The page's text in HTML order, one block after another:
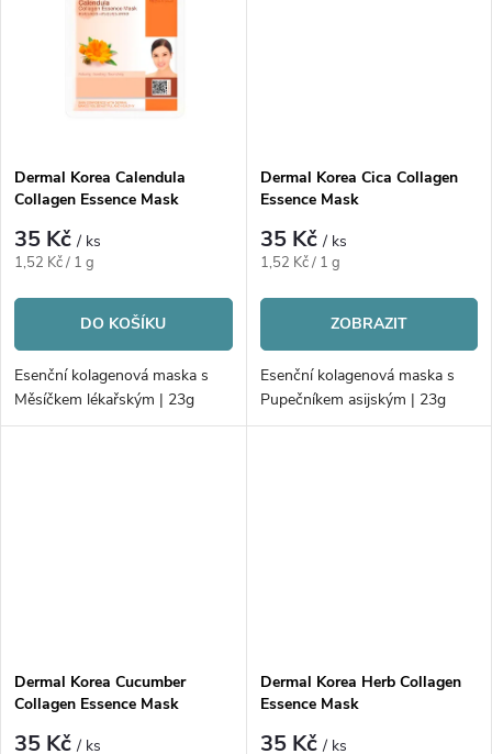
Dermal Korea Calendula
Collagen Essence Mask
35 Kč/ ks
Měrná
1,52 Kč / 1 g
DO KOŠÍKU
Esenční kolagenová maska s
Měsíčkem lékařským | 23g
Dermal Korea Cica Collagen
Essence Mask
35 Kč/ ks
Měrná
1,52 Kč / 1 g
ZOBRAZIT
Esenční kolagenová maska s
Pupečníkem asijským | 23g
Dermal Korea Cucumber
Collagen Essence Mask
35 Kč/ ks
Dermal Korea Herb Collagen
Essence Mask
35 Kč/ ks